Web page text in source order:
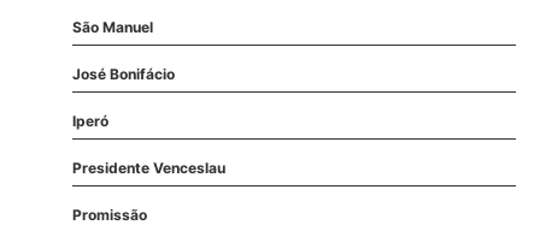
São Manuel
José Bonifácio
Iperó
Presidente Venceslau
Promissão